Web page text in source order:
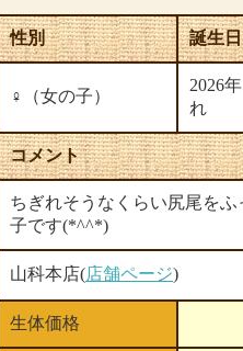
性別 誕生日
♀（女の子）
2026
れ
コメント
ちぎれそうなくらい尻尾を
子です(*^^*)
山科本店(店舗ページ)
生体価格